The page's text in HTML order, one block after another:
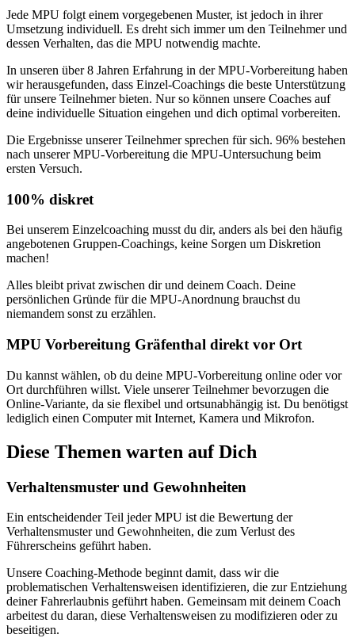
Jede MPU folgt einem vorgegebenen Muster, ist jedoch in ihrer
Umsetzung individuell. Es dreht sich immer um den Teilnehmer und
dessen Verhalten, das die MPU notwendig machte.
In unseren über 8 Jahren Erfahrung in der MPU-Vorbereitung haben
wir herausgefunden, dass Einzel-Coachings die beste Unterstützung
für unsere Teilnehmer bieten. Nur so können unsere Coaches auf
deine individuelle Situation eingehen und dich optimal vorbereiten.
Die Ergebnisse unserer Teilnehmer sprechen für sich. 96% bestehen
nach unserer MPU-Vorbereitung die MPU-Untersuchung beim
ersten Versuch.
100% diskret
Bei unserem Einzelcoaching musst du dir, anders als bei den häufig
angebotenen Gruppen-Coachings, keine Sorgen um Diskretion
machen!
Alles bleibt privat zwischen dir und deinem Coach. Deine
persönlichen Gründe für die MPU-Anordnung brauchst du
niemandem sonst zu erzählen.
MPU Vorbereitung Gräfenthal direkt vor Ort
Du kannst wählen, ob du deine MPU-Vorbereitung online oder vor
Ort durchführen willst. Viele unserer Teilnehmer bevorzugen die
Online-Variante, da sie flexibel und ortsunabhängig ist. Du benötigst
lediglich einen Computer mit Internet, Kamera und Mikrofon.
Diese Themen warten auf Dich
Verhaltensmuster und Gewohnheiten
Ein entscheidender Teil jeder MPU ist die Bewertung der
Verhaltensmuster und Gewohnheiten, die zum Verlust des
Führerscheins geführt haben.
Unsere Coaching-Methode beginnt damit, dass wir die
problematischen Verhaltensweisen identifizieren, die zur Entziehung
deiner Fahrerlaubnis geführt haben. Gemeinsam mit deinem Coach
arbeitest du daran, diese Verhaltensweisen zu modifizieren oder zu
beseitigen.